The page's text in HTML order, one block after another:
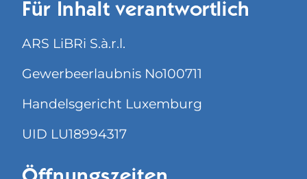
Für Inhalt verantwortlich
ARS LiBRi S.à.r.l.
Gewerbeerlaubnis No100711
Handelsgericht Luxemburg
UID LU18994317